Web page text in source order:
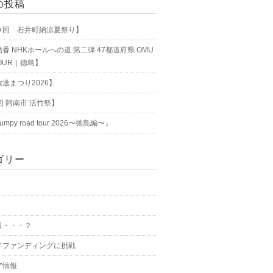
投稿
回 石井町納涼夏祭り】
香 NHKホールへの道 第二弾 47都道府県 OMU
｜徳島】
送まつり2026】
阿南市 活竹祭】
road tour 2026〜徳島編〜』
リー
・・？
ファンディングに挑戦
情報